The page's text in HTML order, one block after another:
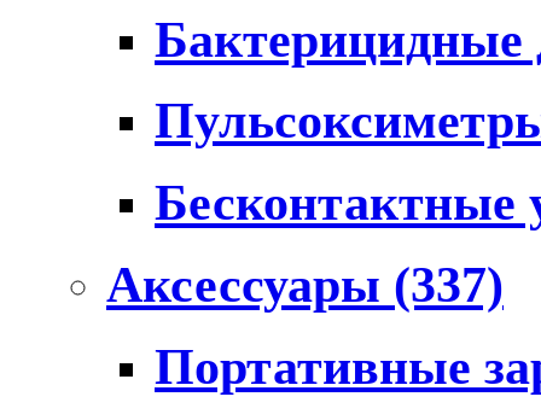
Бесконтактные
Аксессуары (337)
Портативные